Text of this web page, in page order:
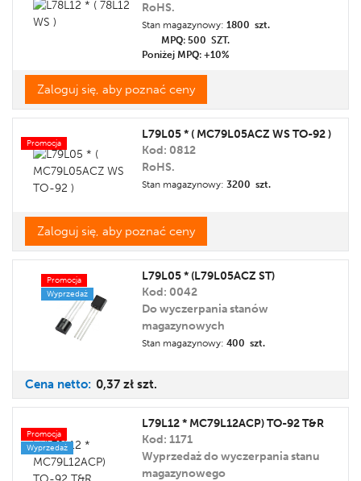
Promocja
Etykieta
RoHS.
Stan magazynowy: 1800 szt.
MPQ: 500 SZT.
Poniżej MPQ: +10%
Zaloguj się, aby poznać ceny
Promocja
L79L05 * ( MC79L05ACZ WS TO-92 )
Kod: 0812
RoHS.
Stan magazynowy: 3200 szt.
Zaloguj się, aby poznać ceny
Promocja
Wyprzedaż
L79L05 * (L79L05ACZ ST)
Kod: 0042
Do wyczerpania stanów
magazynowych
Stan magazynowy: 400 szt.
Cena netto: 0,37 zł szt.
Promocja
Wyprzedaż
L79L12 * MC79L12ACP) TO-92 T&R
Kod: 1171
Wyprzedaż do wyczerpania stanu
magazynowego